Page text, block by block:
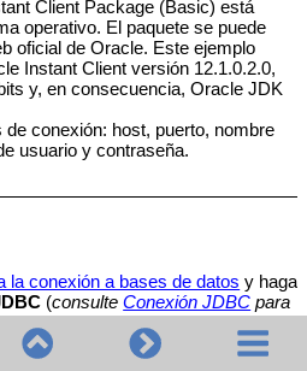
Client Package (Basic) está
operativo. El paquete se puede
oficial de Oracle. Este ejemplo
Instant Client versión 12.1.0.2.0,
y, en consecuencia, Oracle JDK
de conexión: host, puerto, nombre
usuario y contraseña.
la conexión a bases de datos y haga
(consulte Conexión JDBC para
de diálogo).
Classpath
introduzca la ruta de
que proporciona al conectividad